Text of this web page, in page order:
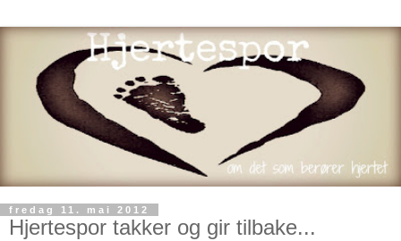
fredag 11. mai 2012
Hjertespor takker og gir tilbake...